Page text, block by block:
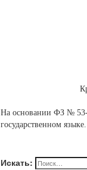
На основании ФЗ № 53-
государственном
Искать: